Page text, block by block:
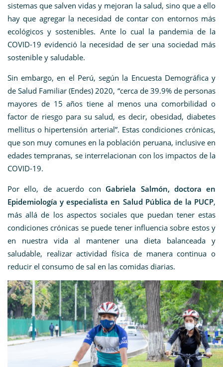
sistemas que salven vidas y mejoran la salud, sino que a ello
hay que agregar la necesidad de contar con entornos más
ecológicos y sostenibles. Ante lo cual la pandemia de la
COVID-19 evidenció la necesidad de ser una sociedad más
sostenible y saludable.
Sin embargo, en el Perú, según la Encuesta Demográfica y
de Salud Familiar (Endes) 2020, “cerca de 39.9% de personas
mayores de 15 años tiene al menos una comorbilidad o
factor de riesgo para su salud, es decir, obesidad, diabetes
mellitus o hipertensión arterial”. Estas condiciones crónicas,
que son muy comunes en la población peruana, inclusive en
edades tempranas, se interrelacionan con los impactos de la
COVID-19.
Por ello, de acuerdo con Gabriela Salmón, doctora en
Epidemiología y especialista en Salud Pública de la PUCP,
más allá de los aspectos sociales que puedan tener estas
condiciones crónicas se puede tener influencia sobre estos y
en nuestra vida al mantener una dieta balanceada y
saludable, realizar actividad física de manera continua o
reducir el consumo de sal en las comidas diarias.